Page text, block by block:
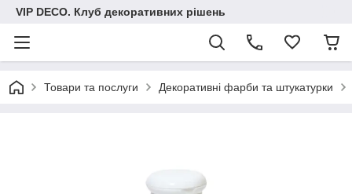
VIP DECO. Клуб декоративних рішень
Товари та послуги Декоративні фарби та штукатурки